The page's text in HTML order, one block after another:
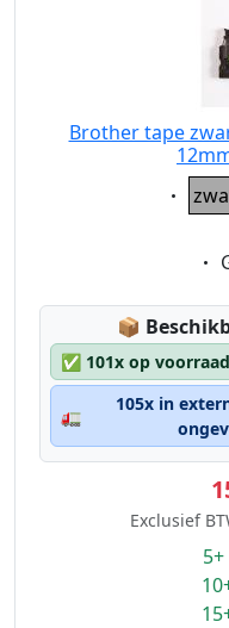
Brother tape
📦
✅ 101x op
🚛
105x in
Exclusief